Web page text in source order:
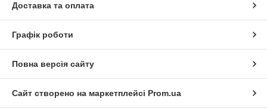
Доставка та оплата
Графік роботи
Повна версія сайту
Сайт створено на маркетплейсі Prom.ua